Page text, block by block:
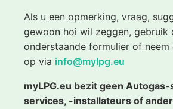
Als u een opmerking, vraag,
gewoon hoi wil zeggen, gebruik
onderstaande formulier of
op via info@mylpg.eu
myLPG.eu bezit geen
services, -installateurs of